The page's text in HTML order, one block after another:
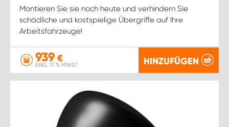
Montieren Sie sie noch heute und verhindern Sie
schädliche und kostspielige Übergriffe auf Ihre
Arbeitsfahrzeuge!
939 €
EXKL. 17 % MWST. HINZUFÜGEN